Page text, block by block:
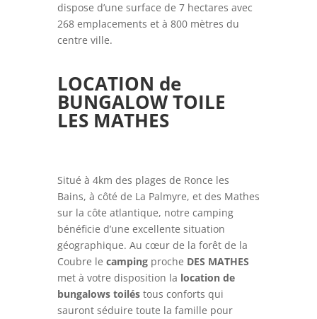
dispose d’une surface de 7 hectares avec
268 emplacements et à 800 mètres du
centre ville.
LOCATION de
BUNGALOW TOILE
LES MATHES
Situé à 4km des plages de Ronce les
Bains, à côté de La Palmyre, et des Mathes
sur la côte atlantique, notre camping
bénéficie d’une excellente situation
géographique. Au cœur de la forêt de la
Coubre le campingproche DES MATHES
met à votre disposition la location de
bungalows toiléstous conforts qui
sauront séduire toute la famille pour